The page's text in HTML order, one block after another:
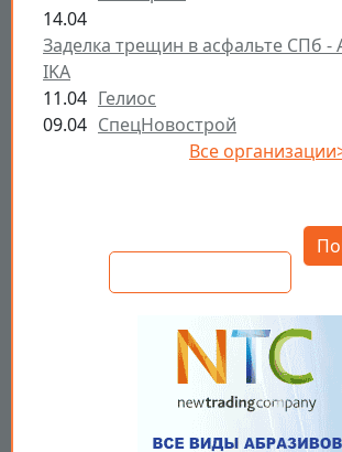
14.04
Заделка трещин в асфальте СПб -
IKA
11.04 Гелиос
09.04 СпецНовострой
Все